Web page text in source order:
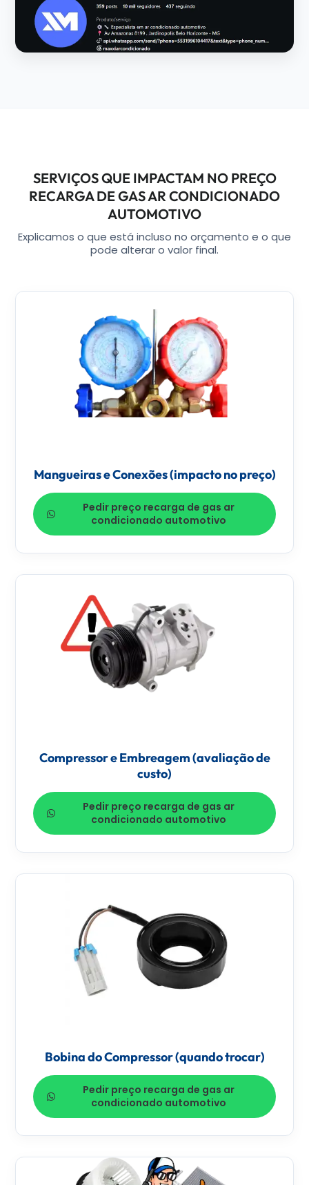
SERVIÇOS QUE IMPACTAM NO PREÇO
RECARGA DE GAS AR CONDICIONADO
AUTOMOTIVO
Explicamos o que está incluso no orçamento e o que
pode alterar o valor final.
Mangueiras e Conexões (impacto no preço)
Pedir preço recarga de gas ar
condicionado automotivo
Compressor e Embreagem (avaliação de
custo)
Pedir preço recarga de gas ar
condicionado automotivo
Bobina do Compressor (quando trocar)
Pedir preço recarga de gas ar
condicionado automotivo